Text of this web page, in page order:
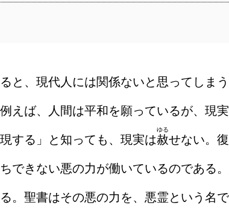
と、現代人には関係ないと思ってしま
えば、人間は平和を願っているが、現
する」と知っても、現実は赦
ゆる
せない。
できない悪の力が働いているのである
。聖書はその悪の力を、悪霊という名